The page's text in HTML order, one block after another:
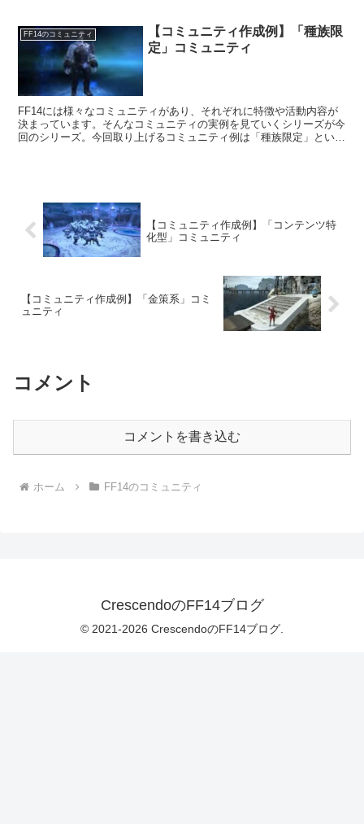
FF14のコミュニティ
【コミュニティ作成例】「種族限
定」コミュニティ
FF14には様々なコミュニティがあり、それぞれに特徴や活動内容が
決まっています。そんなコミュニティの実例を見ていくシリーズが今
回のシリーズ。今回取り上げるコミュニティ例は「種族限定」という
【コミュニティ作成例】「コンテンツ特
化型」コミュニティ
【コミュニティ作成例】「金策系」コミ
ュニティ
コメント
コメントを書き込む
ホーム FF14のコミュニティ
CrescendoのFF14ブログ
© 2021-2026 CrescendoのFF14ブログ.